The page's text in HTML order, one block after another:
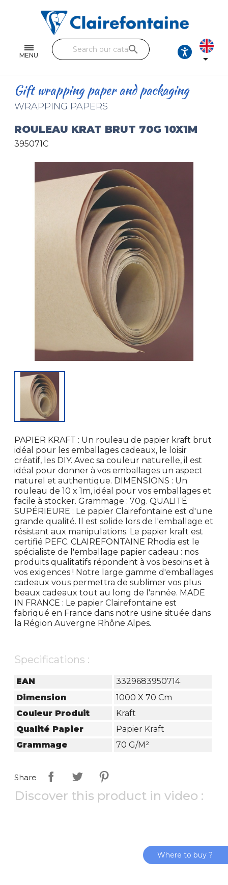
MENU
Single and double sheets
Fine arts
Handicraft
Pencil cases & Leather goods
FIND OUR COLLECTIONS
search

Gift wrapping paper and packaging
WRAPPING PAPERS
ROULEAU KRAT BRUT 70G 10X1M
395071C
PAPIER KRAFT : Un rouleau de papier kraft brut
idéal pour les emballages cadeaux, le loisir
créatif, les DIY. Avec sa couleur naturelle, il est
idéal pour donner à vos emballages un aspect
naturel et authentique. DIMENSIONS : Un
rouleau de 10 x 1m, idéal pour vos emballages et
facile à stocker. Grammage : 70g. QUALITÉ
SUPÉRIEURE : Le papier Clairefontaine est d'une
grande qualité. Il est solide lors de l'emballage et
résistant aux manipulations. Le papier kraft est
certifié PEFC. CLAIREFONTAINE Rhodia est le
spécialiste de l'emballage papier cadeau : nos
produits qualitatifs répondent à vos besoins et à
vos exigences ! Notre large gamme d'emballages
cadeaux vous permettra de sublimer vos plus
beaux cadeaux tout au long de l'année. MADE
IN FRANCE : Le papier Clairefontaine est
fabriqué en France dans notre usine située dans
la Région Auvergne Rhône Alpes.
Specifications :
EAN
3329683950714
Dimension
1000 X 70 Cm
Couleur Produit
Kraft
Qualité Papier
Papier Kraft
Grammage
70 G/m²
Share
Discover this product in video :
Where to buy ?